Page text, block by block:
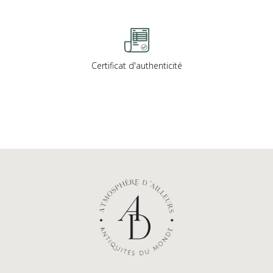
Certificat d'authenticité